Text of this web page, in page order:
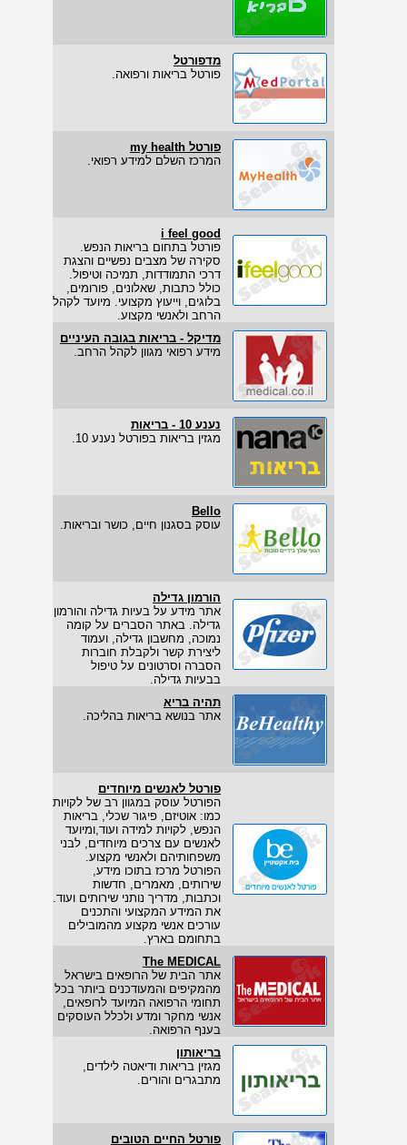
מדפורטל
פורטל בריאות ורפואה.
פורטל my health
המרכז השלם למידע רפואי.
i feel good
פורטל בתחום בריאות הנפש.
סקירה של מצבים נפשיים והצגת
דרכי התמודדות, תמיכה וטיפול.
כולל כתבות, שאלונים, פורומים,
בלוגים, וייעוץ מקצועי. מיועד לקהל
הרחב ולאנשי מקצוע.
מדיקל - בריאות בגובה העיניים
מידע רפואי מגוון לקהל הרחב.
נענע 10 - בריאות
מגזין בריאות בפורטל נענע 10.
Bello
עוסק בסגנון חיים, כושר ובריאות.
הורמון גדילה
אתר מידע על בעיות גדילה והורמון
גדילה. באתר הסברים על קומה
נמוכה, מחשבון גדילה, ועמוד
ליצירת קשר ולקבלת חוברות
הסברה וסרטונים על טיפול
בבעיות גדילה.
תהיה בריא
אתר בנושא בריאות בהליכה.
פורטל לאנשים מיוחדים
הפורטל עוסק במגוון רב של לקויות
כמו: אוטיזם, פיגור שכלי, בריאות
הנפש, לקויות למידה ועוד,ומיועד
לאנשים עם צרכים מיוחדים, לבני
משפחותיהם ולאנשי מקצוע.
הפורטל מרכז בתוכו מידע,
שירותים, מאמרים, חדשות
וכתבות, מדריך נותני שירותים ועוד.
את המידע המקצועי והתכנים
עורכים אנשי מקצוע מהמובילים
בתחומם בארץ.
The MEDICAL
אתר הבית של הרופאים בישראל
מהמקיפים והמעודכנים ביותר בכל
תחומי הרפואה המיועד לרופאים,
אנשי מחקר ומדע ולכלל העוסקים
בענף הרפואה.
בריאותון
מגזין בריאות ודיאטה לילדים,
מתבגרים והורים.
פורטל החיים הטובים